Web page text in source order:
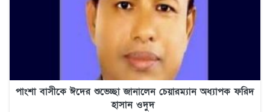
পাংশা বাসীকে ঈদের শুভেচ্ছা জানালেন চেয়ারম্যান অধ্যাপক ফরিদ
হাসান ওদুদ